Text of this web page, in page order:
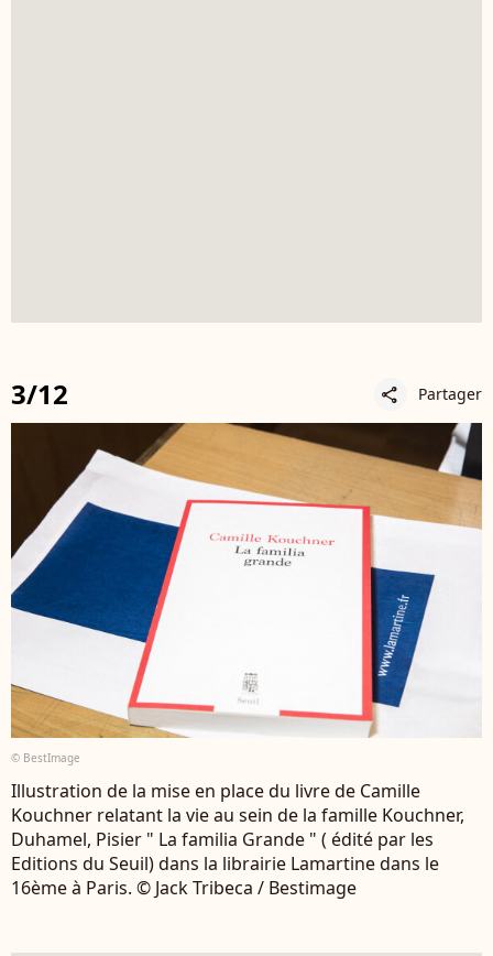
3/12 share Partager
© BestImage
Illustration de la mise en place du livre de Camille
Kouchner relatant la vie au sein de la famille Kouchner,
Duhamel, Pisier " La familia Grande " ( édité par les
Editions du Seuil) dans la librairie Lamartine dans le
16ème à Paris. © Jack Tribeca / Bestimage